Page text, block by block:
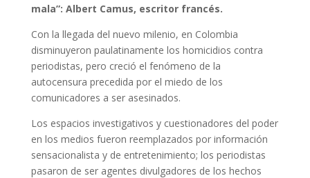
mala”: Albert Camus, escritor francés.
Con la llegada del nuevo milenio, en Colombia
disminuyeron paulatinamente los homicidios contra
periodistas, pero creció el fenómeno de la
autocensura precedida por el miedo de los
comunicadores a ser asesinados.
Los espacios investigativos y cuestionadores del poder
en los medios fueron reemplazados por información
sensacionalista y de entretenimiento; los periodistas
pasaron de ser agentes divulgadores de los hechos